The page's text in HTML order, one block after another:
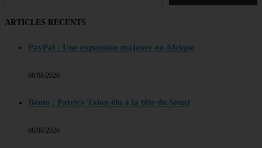
ARTICLES RECENTS
PayPal : Une expansion majeure en Afrique
06/08/2026
Bénin : Patrice Talon élu à la tête du Sénat
06/08/2026